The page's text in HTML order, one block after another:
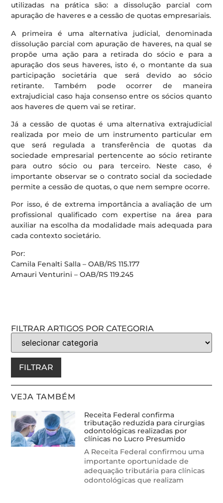
utilizadas na prática são: a dissolução parcial com
apuração de haveres e a cessão de quotas empresariais.
A primeira é uma alternativa judicial, denominada
dissolução parcial com apuração de haveres, na qual se
propõe uma ação para a retirada do sócio e para a
apuração dos seus haveres, isto é, o montante da sua
participação societária que será devido ao sócio
retirante. Também pode ocorrer de maneira
extrajudicial caso haja consenso entre os sócios quanto
aos haveres de quem vai se retirar.
Já a cessão de quotas é uma alternativa extrajudicial
realizada por meio de um instrumento particular em
que será regulada a transferência de quotas da
sociedade empresarial pertencente ao sócio retirante
para outro sócio ou para terceiro. Neste caso, é
importante observar se o contrato social da sociedade
permite a cessão de quotas, o que nem sempre ocorre.
Por isso, é de extrema importância a avaliação de um
profissional qualificado com expertise na área para
auxiliar na escolha da modalidade mais adequada para
cada contexto societário.
Por:
Camila Fenalti Salla – OAB/RS 115.177
Amauri Venturini – OAB/RS 119.245
FILTRAR ARTIGOS POR CATEGORIA
FILTRAR
VEJA TAMBÉM
Receita Federal confirma
tributação reduzida para cirurgias
odontológicas realizadas por
clínicas no Lucro Presumido
A Receita Federal confirmou uma
importante oportunidade de
adequação tributária para clínicas
odontológicas que realizam